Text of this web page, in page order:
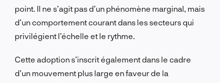
point. Il ne s’agit pas d’un phénomène marginal, mais
d’un comportement courant dans les secteurs qui
privilégient l’échelle et le rythme.
Cette adoption s’inscrit également dans le cadre
d’un mouvement plus large en faveur de la